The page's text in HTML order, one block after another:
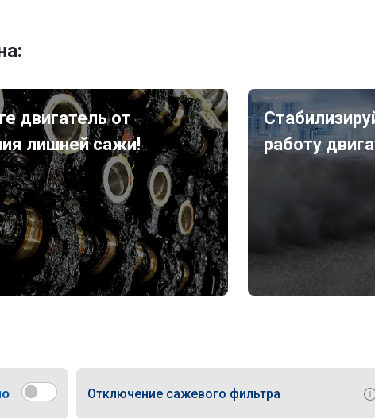
двигатель от
лишней сажи!
работу
Отключение сажевого фильтра